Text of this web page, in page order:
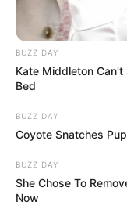
a
i
t
t
Szerző
BUZZ DAY
Kate Middleton Can't
Bed
BUZZ DAY
Coyote Snatches
BUZZ DAY
She Chose To
Now